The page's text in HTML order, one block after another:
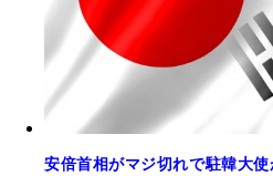
安倍首相がマジ切れで駐韓大